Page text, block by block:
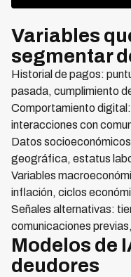
Variables
segmentar
Historial de pagos:
pasada, cumplimiento
Comportamiento
interacciones con
Datos
geográfica, estatus
Variables
inflación, ciclos
Señales alternativas:
comunicaciones
Modelos de
deudores